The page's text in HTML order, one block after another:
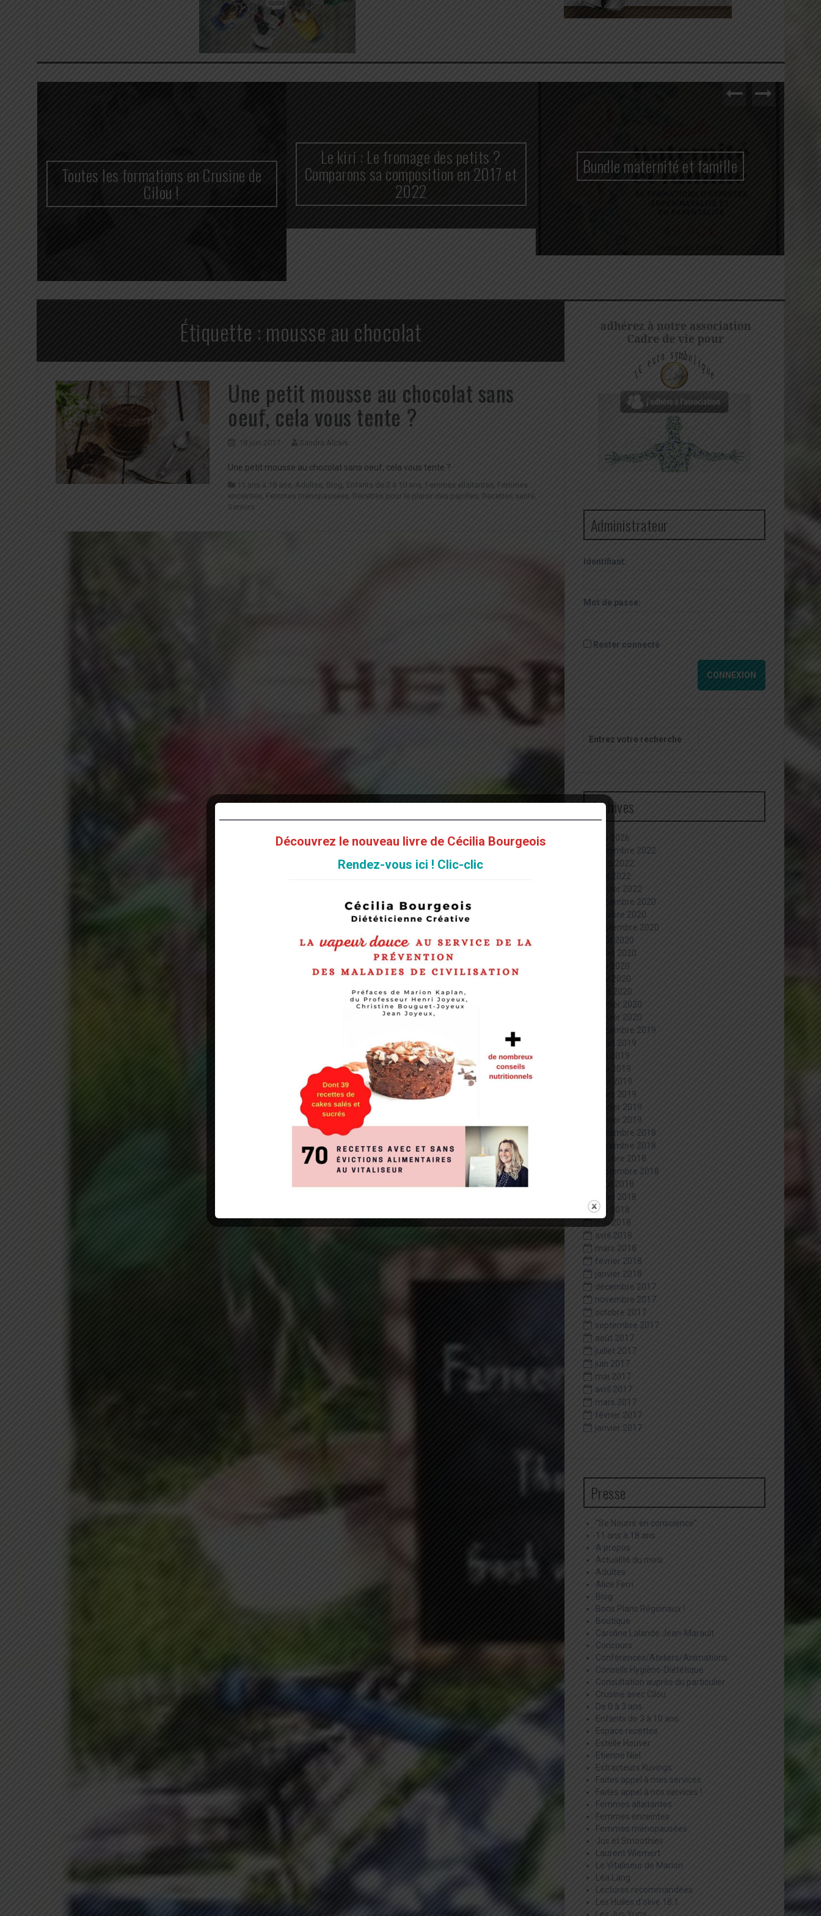
Toutes les formations en Crusine de
Cilou !
Le kiri : Le fromage des petits ?
Comparons sa composition en 2017 et
2022
Bundle maternité et famille
Étiquette : mousse au chocolat
Une petit mousse au chocolat sans
oeuf, cela vous tente ?
18 juin 2017 Sandra Alcais
Une petit mousse au chocolat sans oeuf, cela vous tente ?
11 ans à 18 ans , Adultes , Blog , Enfants de 3 à 10 ans, Femmes allaitantes , Femmes
enceintes , Femmes ménopausées, Recettes pour le plaisir des papilles, Recettes santé
Seniors
Administrateur
Identifiant:
Mot de passe:
Rester connecté
CONNEXION
Recherche
pour
Archives
juin 2026
décembre 2022
août 2022
mai 2022
janvier 2022
décembre 2020
octobre 2020
septembre 2020
août 2020
juillet 2020
juin 2020
mai 2020
avril 2020
février 2020
janvier 2020
décembre 2019
juillet 2019
juin 2019
mai 2019
avril 2019
mars 2019
février 2019
janvier 2019
décembre 2018
novembre 2018
octobre 2018
septembre 2018
août 2018
juillet 2018
juin 2018
mai 2018
avril 2018
mars 2018
février 2018
janvier 2018
décembre 2017
novembre 2017
octobre 2017
septembre 2017
août 2017
juillet 2017
juin 2017
mai 2017
avril 2017
mars 2017
février 2017
janvier 2017
Presse
"Se Nourrir en conscience"
11 ans à 18 ans
A propos
Actualité du mois
Adultes
Alice Ferri
Blog
Bons Plans Régionaux !
Boutique
Caroline Lalande Jean-Marault
Concours
Conférences/Ateliers/Animations
Conseils Hygièno-Diététique
Consultation auprès du particulier
Crusine avec Cilou
De 0 à 3 ans
Enfants de 3 à 10 ans
Espace recettes
Estelle Houver
Etienne Niel
Extracteurs Kuvings
Faites appel à mes services
Faites appel à nos services !
Femmes allaitantes
Femmes enceintes
Femmes ménopausées
Jus et Smoothies
Laurent Wiemert
Le Vitaliseur de Marion
Léa Lang
Lectures recommandées
Les Huiles d'olive 18:1
Découvrez le nouveau livre de Cécilia Bourgeois
Rendez-vous ici ! Clic-clic